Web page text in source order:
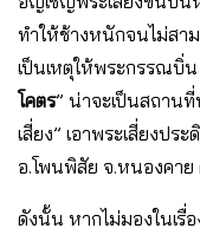
ทำให้ช้างหนักจนไม่สา
เป็นเหตุให้พระกรรณบิ่น
โคตร” น่าจะเป็นสถาน
เสี่ยง” เอาพระเสี่ยงป
อ.โพนพิสัย จ.หนองคา
ดังนั้น หากไม่มองในเรื่